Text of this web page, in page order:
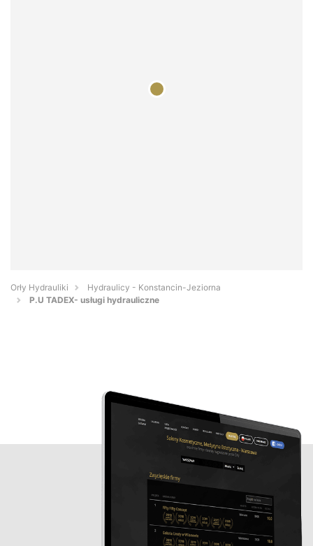
Orły Hydrauliki
Hydraulicy - Konstancin-Jeziorna
P.U TADEX- usługi hydrauliczne